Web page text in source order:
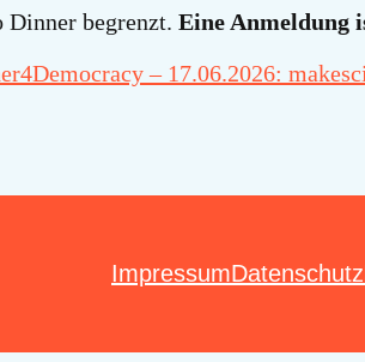
Dinner begrenzt. Eine Anmeldung
– 17.06.2026:
ImpressumDatenschutz